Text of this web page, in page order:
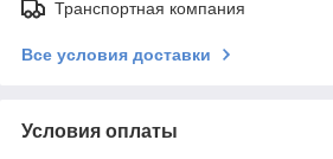
Транспортная компания
Все условия доставки
Условия оплаты